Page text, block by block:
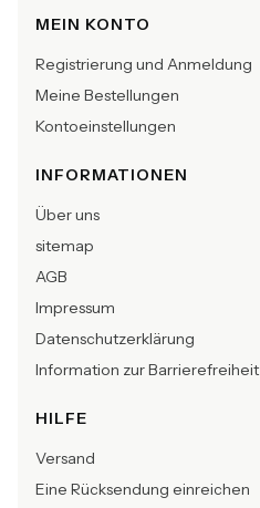
Fußzeilenmenü
MEIN KONTO
Registrierung und Anmeldung
Meine Bestellungen
Kontoeinstellungen
INFORMATIONEN
Über uns
sitemap
AGB
Impressum
Datenschutzerklärung
Information zur Barrierefreiheit
HILFE
Versand
Eine Rücksendung einreichen